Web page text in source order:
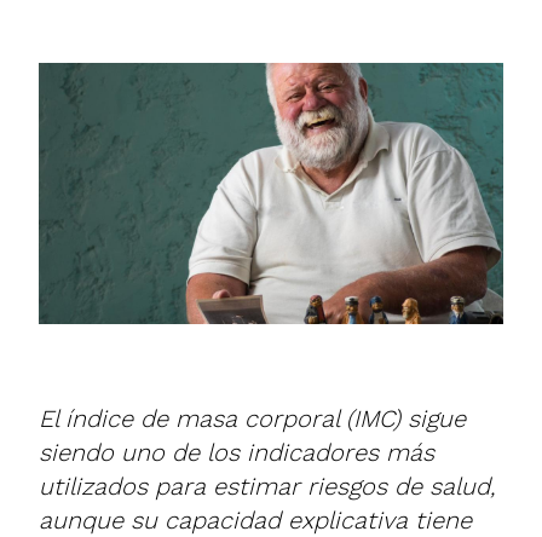
El índice de masa corporal (IMC) sigue
siendo uno de los indicadores más
utilizados para estimar riesgos de salud,
aunque su capacidad explicativa tiene